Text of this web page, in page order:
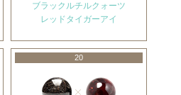
ブラックルチルクォーツ
レッドタイガーアイ
20